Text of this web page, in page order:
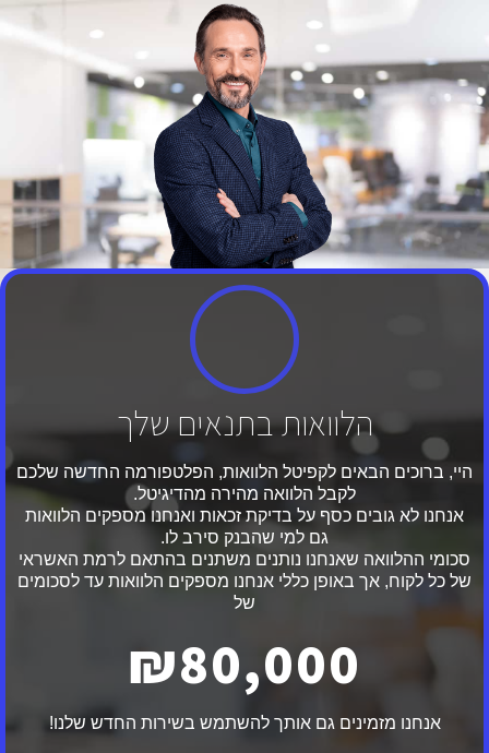
הלוואות בתנאים שלך
היי, ברוכים הבאים לקפיטל הלוואות, הפלטפורמה החדשה שלכם
לקבל הלוואה מהירה מהדיגיטל.
אנחנו לא גובים כסף על בדיקת זכאות ואנחנו מספקים הלוואות
גם למי שהבנק סירב לו.
סכומי ההלוואה שאנחנו נותנים משתנים בהתאם לרמת האשראי
של כל לקוח, אך באופן כללי אנחנו מספקים הלוואות עד לסכומים
של
₪80,000
אנחנו מזמינים גם אותך להשתמש בשירות החדש שלנו!